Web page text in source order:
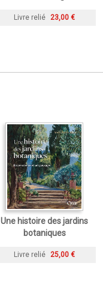
Livre relié 23,00 €
Une histoire des jardins
botaniques
Livre relié 25,00 €